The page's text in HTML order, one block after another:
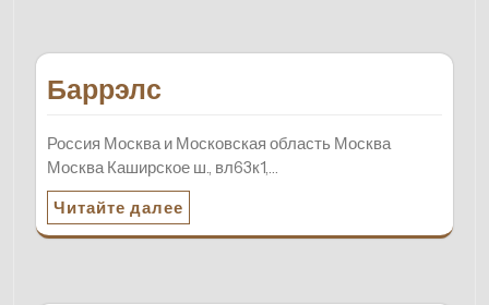
Баррэлс
Россия Москва и Московская область Москва
Москва Каширское ш., вл63к1,…
Читайте далее